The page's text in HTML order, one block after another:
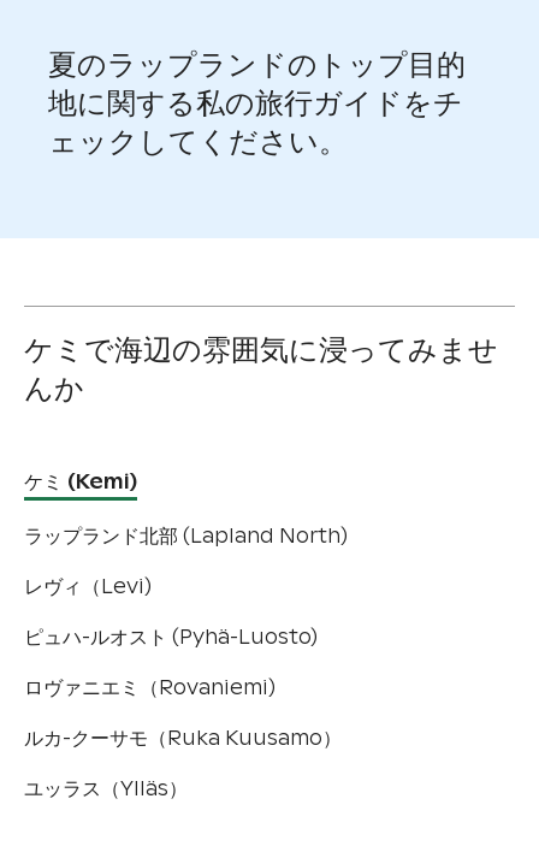
夏のラップランドのトップ目的
地に関する私の旅行ガイドをチ
ェックしてください。
ケミで海辺の雰囲気に浸ってみませ
んか
ケミ (Kemi)
ラップランド北部 (Lapland North)
レヴィ（Levi)
ピュハ-ルオスト (Pyhä-Luosto)
ロヴァニエミ（Rovaniemi)
ルカ-クーサモ（Ruka Kuusamo）
ユッラス（Ylläs）